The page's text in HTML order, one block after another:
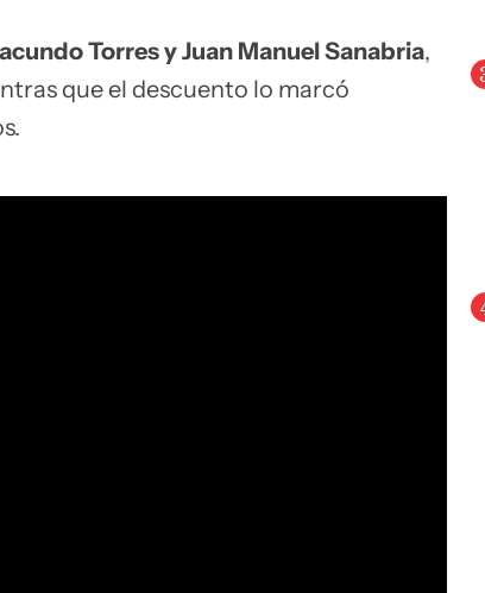
Torres y Juan Manuel Sanabria,
que el descuento lo marcó